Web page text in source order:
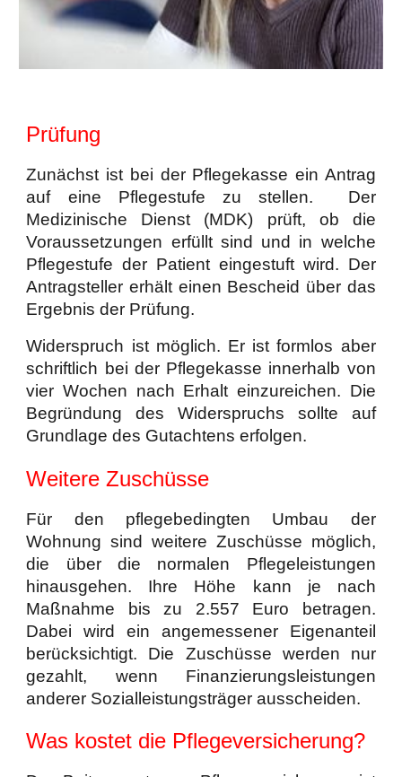
Prüfung
Zunächst ist bei der Pflegekasse ein Antrag
auf eine Pflegestufe zu stellen. Der
Medizinische Dienst (MDK) prüft, ob die
Voraussetzungen erfüllt sind und in welche
Pflegestufe der Patient eingestuft wird. Der
Antragsteller erhält einen Bescheid über das
Ergebnis der Prüfung.
Widerspruch ist möglich. Er ist formlos aber
schriftlich bei der Pflegekasse innerhalb von
vier Wochen nach Erhalt einzureichen. Die
Begründung des Widerspruchs sollte auf
Grundlage des Gutachtens erfolgen.
Weitere Zuschüsse
Für den pflegebedingten Umbau der
Wohnung sind weitere Zuschüsse möglich,
die über die normalen Pflegeleistungen
hinausgehen. Ihre Höhe kann je nach
Maßnahme bis zu 2.557 Euro betragen.
Dabei wird ein angemessener Eigenanteil
berücksichtigt. Die Zuschüsse werden nur
gezahlt, wenn Finanzierungsleistungen
anderer Sozialleistungsträger ausscheiden.
Was kostet die Pflegeversicherung?